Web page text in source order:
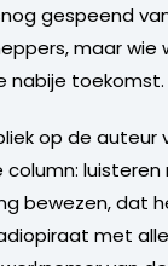
gespeend
maar wie
nabije toekomst.
op de auteur
luisteren
bewezen, dat
met